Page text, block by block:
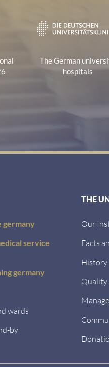
The German
hospitals
germany
service
germany
wards
by
THE
Our
Facts
History
Quality